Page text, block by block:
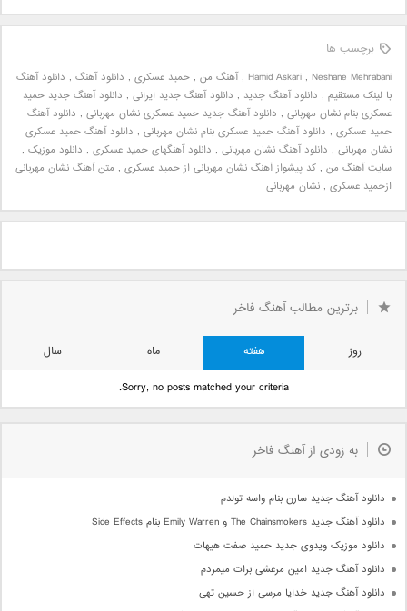
برچسب ها
Hamid Askari , Neshane Mehrabani
,آهنگ من , حمید عسکری , دانلود آهنگ , دانلود آهنگ
با لینک مستقیم , دانلود آهنگ جدید , دانلود آهنگ جدید ایرانی , دانلود آهنگ جدید حمید
عسکری بنام نشان مهربانی , دانلود آهنگ جدید حمید عسکری نشان مهربانی , دانلود آهنگ
حمید عسکری , دانلود آهنگ حمید عسکری بنام نشان مهربانی , دانلود آهنگ حمید عسکری
نشان مهربانی , دانلود آهنگ نشان مهربانی , دانلود آهنگهای حمید عسکری , دانلود موزیک ,
سایت آهنگ من , کد پیشواز آهنگ نشان مهربانی از حمید عسکری , متن آهنگ نشان مهربانی
ازحمید عسکری , نشان مهربانی
برترین مطالب آهنگ فاخر
روز هفته ماه
سال
Sorry, no posts matched your criteria.
به زودی از آهنگ فاخر
دانلود آهنگ جدید سارن بنام واسه تولدم
دانلود آهنگ جدید The Chainsmokers و Emily Warren بنام Side Effects
دانلود موزیک ویدوی جدید حمید صفت هیهات
دانلود آهنگ جدید امین مرعشی برات میمردم
دانلود آهنگ جدید خدایا مرسی از حسین تهی